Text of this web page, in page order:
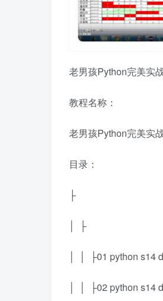
老男孩Python完美实
教程名称：
老男孩Python完美实
目录：
├
│ ├
│ │ ├01 python s14
│ │ ├02 python s14